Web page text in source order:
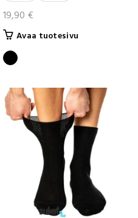
19,90 €
Avaa tuotesivu
muunnelma.
Voit
tehdä
valinnat
tuotteen
sivulla.